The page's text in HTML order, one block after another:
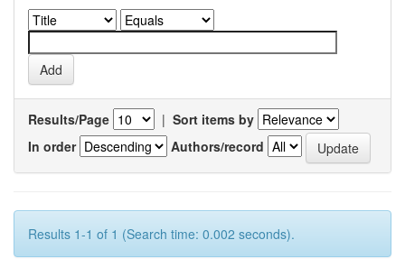
Results/Page | Sort items by
In order
Authors/record
Results 1-1 of 1 (Search time: 0.002 seconds).